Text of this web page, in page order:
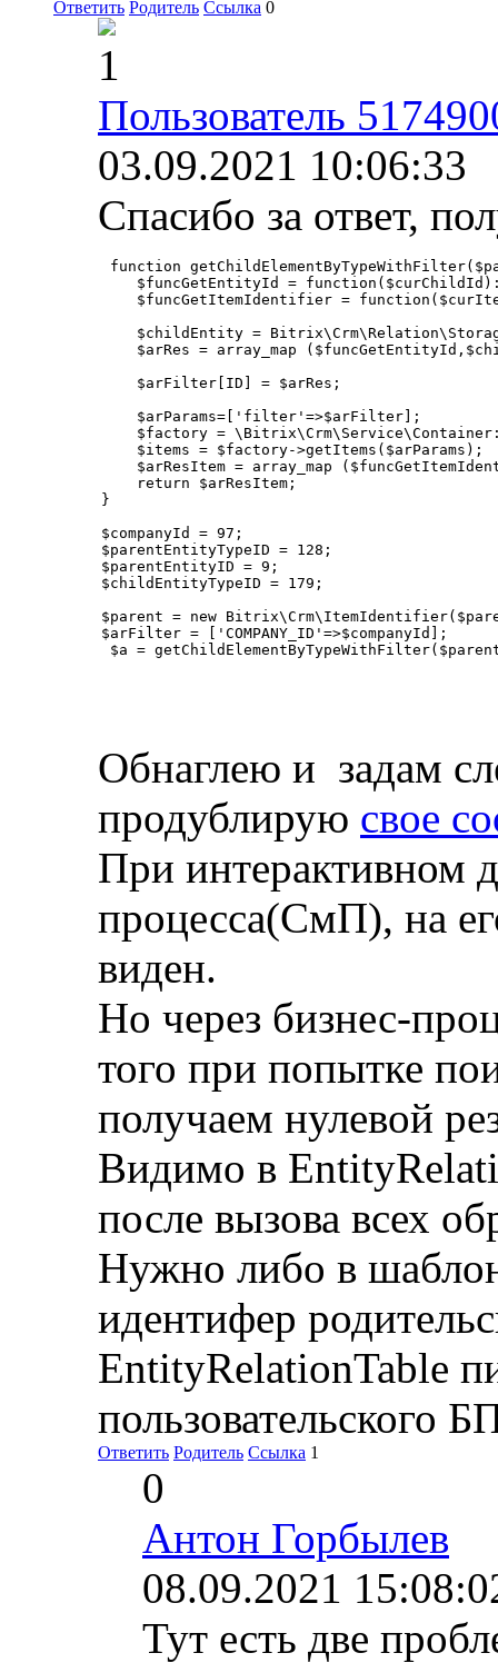
Ответить Родитель Ссылка 0
1
Пользователь
03.09.2021 10:06:33
Спасибо за ответ,
function
$funcGetEntityId =
$funcGetItemIdentifier =
$childEntity =
$arRes = array_map
$arFilter[ID] = $arRes;
$arParams=['filter'=>$arFilter];
$factory =
$items = $factory->getItems($arParams);
$arResItem = array_map
return $arResItem;
}
$companyId = 97;
$parentEntityTypeID = 128;
$parentEntityID = 9;
$childEntityTypeID = 179;
$parent = new
$arFilter = ['COMPANY_ID'=>$companyId];
$a =
Обнаглею и задам
продублирую свое
При интерактивном
процесса(СмП), на
виден.
Но через бизнес-
того при попытке
получаем нулевой
Видимо в
после вызова всех
Нужно либо в
идентифер
EntityRelationTable
пользовательского
Ответить Родитель Ссылка 1
0
Антон Горбылев
08.09.2021
Тут есть две